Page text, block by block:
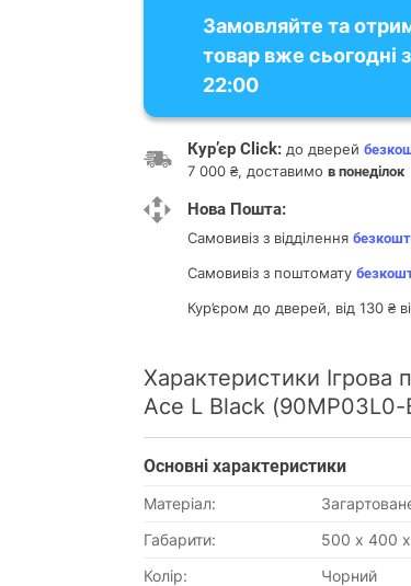
Замовляйте та
товар вже сьогодні
22:00
Кур’єр Click: до дверей
7 000 ₴, доставимо в понеділок
Нова Пошта:
Самовивіз з відділення
Самовивіз з поштомату
Кур’єром до дверей, від 130 ₴
Характеристики Ігрова
Ace L Black (90MP03L0-
Основнi характеристики
Матеріал:
Габарити:
500 х 400
Колір:
Чорний